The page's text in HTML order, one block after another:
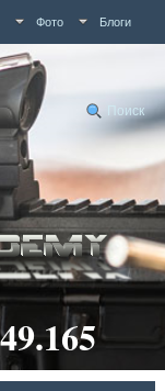
Фото Блоги
Поиск